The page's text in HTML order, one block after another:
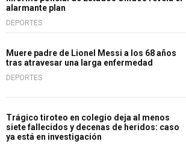
alarmante plan
DEPORTES
Muere padre de Lionel Messi a los 68 años
tras atravesar una larga enfermedad
DEPORTES
Trágico tiroteo en colegio deja al menos
siete fallecidos y decenas de heridos: caso
ya está en investigación